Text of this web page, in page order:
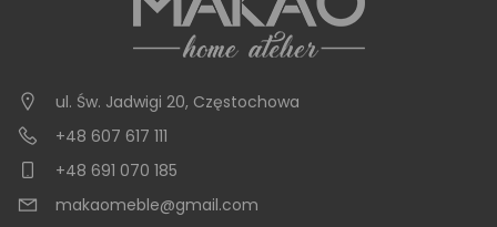
ul. Św. Jadwigi 20, Częstochowa
+48 607 617 111
+48 691 070 185
makaomeble@gmail.com